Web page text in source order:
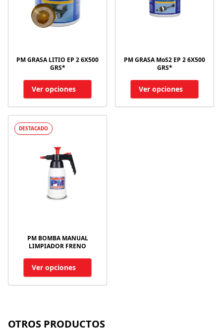
PM GRASA LITIO EP 2 6X500
GRS*
Ver opciones
PM GRASA MoS2 EP 2 6X500
GRS*
Ver opciones
DESTACADO
PM BOMBA MANUAL
LIMPIADOR FRENO
Ver opciones
OTROS PRODUCTOS